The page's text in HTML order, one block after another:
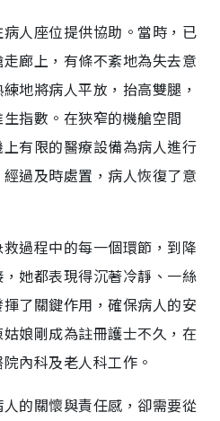
人座位提供協助。當時，已
廊上，有條不紊地為失去意
地將病人平放，抬高雙腿，
指數。在狹窄的機艙空間
有限的醫療設備為病人進行
過及時處置，病人恢復了意
過程中的每一個環節，到降
她都表現得沉著冷靜、一絲
了關鍵作用，確保病人的安
娘剛成為註冊護士不久，在
內科及老人科工作。
的關懷與責任感，卻需要從